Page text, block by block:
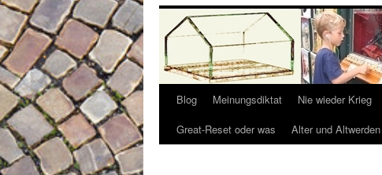
Blog Meinungsdiktat Nie wieder Krieg
Great-Reset oder was
Alter und Altwerden